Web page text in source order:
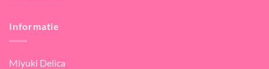
Informatie
Miyuki Delica